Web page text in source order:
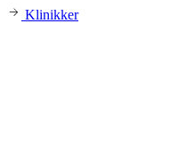
Klinikker